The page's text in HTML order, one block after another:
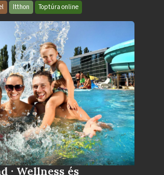
Itthon Toptúra online
· Wellness és